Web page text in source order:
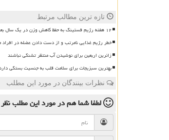
تازه ترین مطالب مرتبط
۱۲ هفته رژیم فستینگ به حفظ کاهش وزن در یک سال بعد کمک نماید
خطر رژیم غذایی نامرتب و از دست دادن عضله در افراد
زائرین اربعین برای نوشیدن آب منتظر تشنگی نباشند
بهترین سبزیجات برای سلامت قلب به جنسیت بستگی
نظرات بینندگان در مورد این مطلب
لطفا شما همدر مورد این مطلب